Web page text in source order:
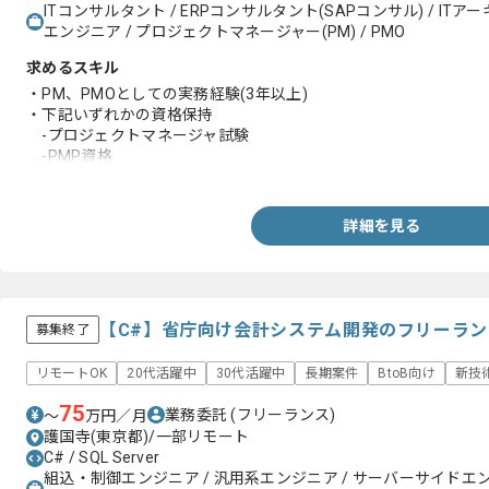
ITコンサルタント / ERPコンサルタント(SAPコンサル) / ITア
エンジニア / プロジェクトマネージャー(PM) / PMO
求めるスキル
・PM、PMOとしての実務経験(3年以上)
・下記いずれかの資格保持
-プロジェクトマネージャ試験
-PMP資格
詳細を見る
募集終了 【C#】省庁向け会計システム開発のフリーラ
リモートOK 20代活躍中 30代活躍中 長期案件 BtoB向け 新技
〜75万円／月 業務委託(フリーランス)
護国寺(東京都)/一部リモート
C# / SQL Server
組込・制御エンジニア / 汎用系エンジニア / サーバーサイドエ